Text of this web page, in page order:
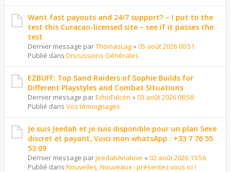
Want fast payouts and 24/7 support? – I put to the
test this Curacao-licensed site – see if it passes the
test
Dernier message parThomasLag « 05 août 2026 00:51
Publié dans Discussions Générales
EZBUFF: Top Sand Raiders of Sophie Builds for
Different Playstyles and Combat Situations
Dernier message parEchoFalcon « 03 août 2026 08:58
Publié dans Vos témoignages
Je suis Jeedah et je suis disponible pour un plan Sexe
discret et payant, Voici mon whatsApp : +33 7 76 55
53 09
Dernier message parJeedahAnalove « 02 août 2026 13:56
Publié dans Nouvelles, Nouveaux : présentez vous ici !